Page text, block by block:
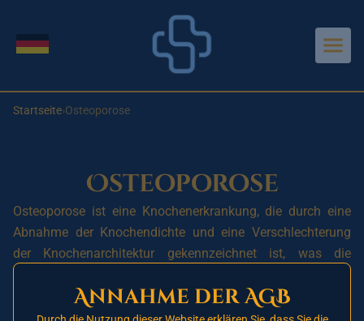
Sprache wechseln
Startseite›Osteoporose
Osteoporose
Osteoporose ist eine Knochenerkrankung, die durch eine
Abnahme der Knochendichte und eine Verschlechterung
der Knochenarchitektur gekennzeichnet ist, was die
Diese Erkrankung betrifft hauptsächlich Frauen nach der
Menopause, kann jedoch auch Männer und jüngere Frauen
Annahme der AGB